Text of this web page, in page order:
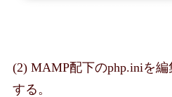
(2) MAMP配下のphp.iniを
する。